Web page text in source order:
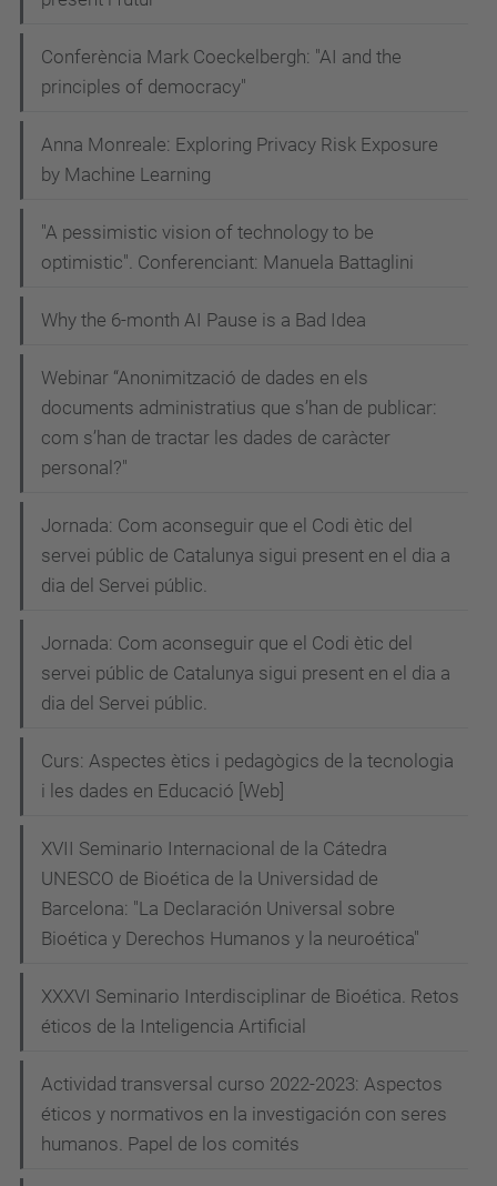
per
UPC
aquest
curs
acadèmic,
l’ICE,
unitat
promotora
la
candidatura,
proposa
una
xerrada
educació.
Conferència Mark Coeckelbergh: "AI and the
principles of democracy"
Anna Monreale: Exploring Privacy Risk Exposure
by Machine Learning
"A pessimistic vision of technology to be
optimistic". Conferenciant: Manuela Battaglini
Why the 6-month AI Pause is a Bad Idea
Webinar “Anonimització de dades en els
documents administratius que s’han de publicar:
com s’han de tractar les dades de caràcter
personal?"
Jornada: Com aconseguir que el Codi ètic del
servei públic de Catalunya sigui present en el dia a
dia del Servei públic.
Jornada: Com aconseguir que el Codi ètic del
servei públic de Catalunya sigui present en el dia a
dia del Servei públic.
Curs: Aspectes ètics i pedagògics de la tecnologia
i les dades en Educació [Web]
XVII Seminario Internacional de la Cátedra
UNESCO de Bioética de la Universidad de
Barcelona: "La Declaración Universal sobre
Bioética y Derechos Humanos y la neuroética"
XXXVI Seminario Interdisciplinar de Bioética. Retos
éticos de la Inteligencia Artificial
Actividad transversal curso 2022-2023: Aspectos
éticos y normativos en la investigación con seres
humanos. Papel de los comités